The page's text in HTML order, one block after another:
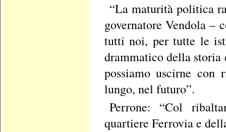
“La maturità politica
governatore Vendola –
tutti noi, per tutte le
drammatico della
possiamo uscirne
lungo, nel futuro”.
Perrone: “Col
quartiere Ferrovia e